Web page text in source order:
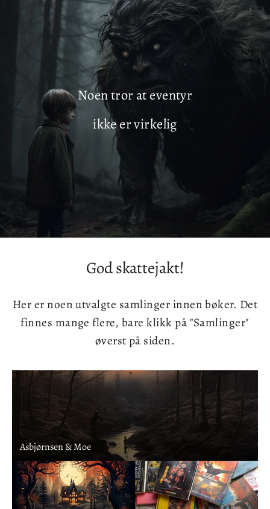
Noen vet bedre
God skattejakt!
Her er noen utvalgte samlinger innen bøker. Det
finnes mange flere, bare klikk på "Samlinger"
øverst på siden.
Asbjørnsen & Moe